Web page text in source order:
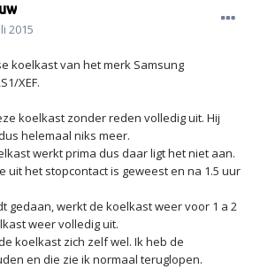
2015
koelkast van het merk Samsung
XEF.
koelkast zonder reden volledig uit. Hij
helemaal niks meer.
werkt prima dus daar ligt het niet aan.
uit het stopcontact is geweest en na 1.5 uur
gedaan, werkt de koelkast weer voor 1 a 2
weer volledig uit.
koelkast zich zelf wel. Ik heb de
en die zie ik normaal teruglopen.